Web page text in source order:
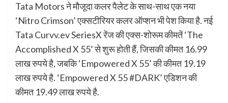
Tata Motors ने मौजूदा कलर पैलेट के साथ-साथ एक नया
‘Nitro Crimson’ एक्सटीरियर कलर ऑप्शन भी पेश किया है. नई
Tata Curvv.ev SeriesX रेंज की एक्स-शोरूम कीमतें ‘The
Accomplished X 55’ से शुरू होती हैं, जिसकी कीमत 16.99
लाख रुपये है, जबकि ‘Empowered X 55’ की कीमत 19.19
लाख रुपये है. ‘Empowered X 55 #DARK’ एडिशन की
कीमत 19.49 लाख रुपये है.